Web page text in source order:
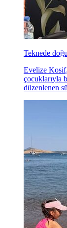
Teknede
Evelize
çocuklarıyla
düzenlenen